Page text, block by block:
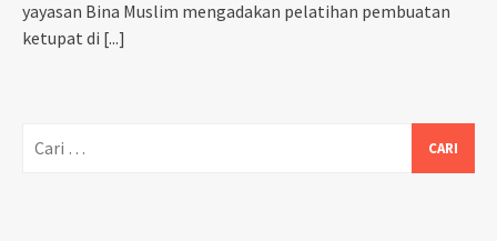
yayasan Bina Muslim mengadakan pelatihan pembuatan
ketupat di [...]
untuk: